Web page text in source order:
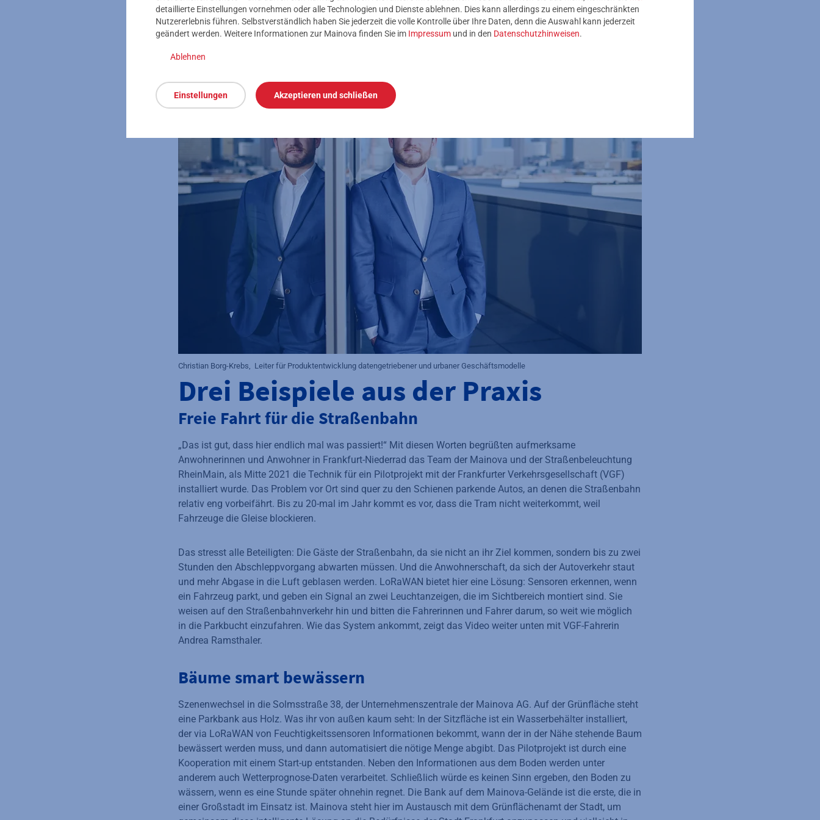
detaillierte Einstellungen vornehmen oder alle Technologien und Dienste ablehnen. Dies kann allerdings zu einem eingeschränkten
Nutzererlebnis führen. Selbstverständlich haben Sie jederzeit die volle Kontrolle über Ihre Daten, denn die Auswahl kann jederzeit
geändert werden. Weitere Informationen zur Mainova finden Sie im Impressum und in den Datenschutzhinweisen.
Ablehnen
Einstellungen Akzeptieren und schließen
reicht die Bandbreite nicht aus. Schon dadurch ist ein gewisser Datenschutz garantiert, sozusagen
Datenschutz per Design“, sagt Borg-Krebs.
Christian Borg-Krebs, Leiter für Produktentwicklung datengetriebener und urbaner Geschäftsmodelle
Drei Beispiele aus der Praxis
Freie Fahrt für die Straßenbahn
„Das ist gut, dass hier endlich mal was passiert!“ Mit diesen Worten begrüßten aufmerksame
Anwohnerinnen und Anwohner in Frankfurt-Niederrad das Team der Mainova und der Straßenbeleuchtung
RheinMain, als Mitte 2021 die Technik für ein Pilotprojekt mit der Frankfurter Verkehrsgesellschaft (VGF)
installiert wurde. Das Problem vor Ort sind quer zu den Schienen parkende Autos, an denen die Straßenbahn
relativ eng vorbeifährt. Bis zu 20-mal im Jahr kommt es vor, dass die Tram nicht weiterkommt, weil
Fahrzeuge die Gleise blockieren.
Das stresst alle Beteiligten: Die Gäste der Straßenbahn, da sie nicht an ihr Ziel kommen, sondern bis zu zwei
Stunden den Abschleppvorgang abwarten müssen. Und die Anwohnerschaft, da sich der Autoverkehr staut
und mehr Abgase in die Luft geblasen werden. LoRaWAN bietet hier eine Lösung: Sensoren erkennen, wenn
ein Fahrzeug parkt, und geben ein Signal an zwei Leuchtanzeigen, die im Sichtbereich montiert sind. Sie
weisen auf den Straßenbahnverkehr hin und bitten die Fahrerinnen und Fahrer darum, so weit wie möglich
in die Parkbucht einzufahren. Wie das System ankommt, zeigt das Video weiter unten mit VGF-Fahrerin
Andrea Ramsthaler.
Bäume smart bewässern
Szenenwechsel in die Solmsstraße 38, der Unternehmenszentrale der Mainova AG. Auf der Grünfläche steht
eine Parkbank aus Holz. Was ihr von außen kaum seht: In der Sitzfläche ist ein Wasserbehälter installiert,
der via LoRaWAN von Feuchtigkeitssensoren Informationen bekommt, wann der in der Nähe stehende Baum
bewässert werden muss, und dann automatisiert die nötige Menge abgibt. Das Pilotprojekt ist durch eine
Kooperation mit einem Start-up entstanden. Neben den Informationen aus dem Boden werden unter
anderem auch Wetterprognose-Daten verarbeitet. Schließlich würde es keinen Sinn ergeben, den Boden zu
wässern, wenn es eine Stunde später ohnehin regnet. Die Bank auf dem Mainova-Gelände ist die erste, die in
einer Großstadt im Einsatz ist. Mainova steht hier im Austausch mit dem Grünflächenamt der Stadt, um